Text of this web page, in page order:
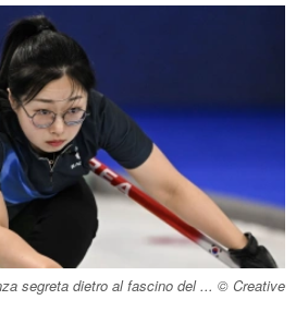
segreta dietro al fascino del ... © Creative